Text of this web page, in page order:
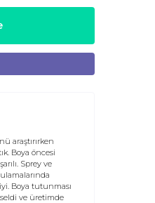
araştırırken
Boya öncesi
Sprey ve
Boya tutunması
ve üretimde